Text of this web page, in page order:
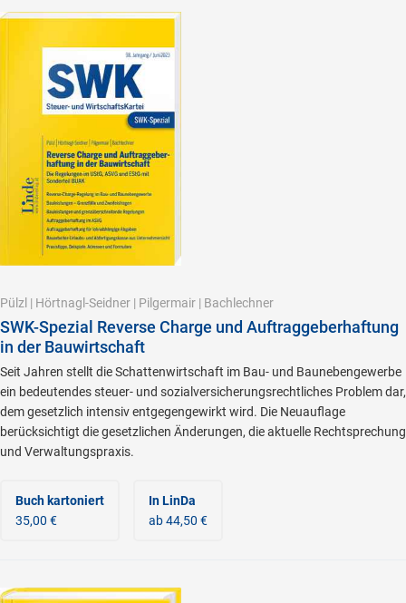
Pülzl | Hörtnagl-Seidner | Pilgermair | Bachlechner
SWK-Spezial Reverse Charge und Auftraggeberhaftung
in der Bauwirtschaft
Seit Jahren stellt die Schattenwirtschaft im Bau- und Baunebengewerbe
ein bedeutendes steuer- und sozialversicherungsrechtliches Problem dar,
dem gesetzlich intensiv entgegengewirkt wird. Die Neuauflage
berücksichtigt die gesetzlichen Änderungen, die aktuelle Rechtsprechung
und Verwaltungspraxis.
Buch kartoniert
35,00 €
In LinDa
ab 44,50 €